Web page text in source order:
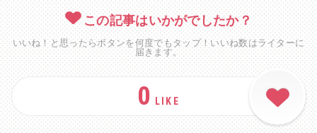
この記事はいかがでしたか？
いいね！と思ったらボタンを何度でもタップ！いいね数はライターに
届きます。
0 LIKE